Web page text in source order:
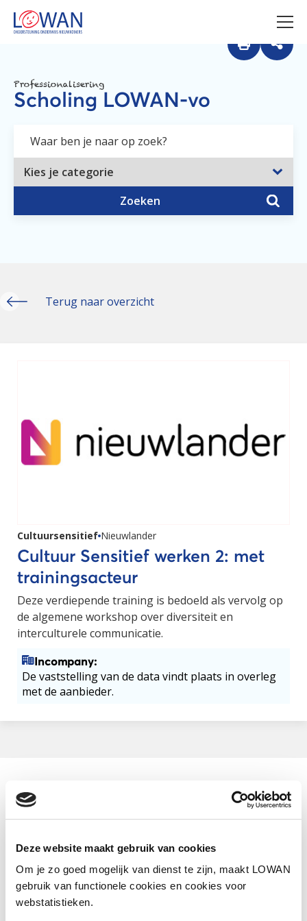
Deze website maakt gebruik van cookies
Om je zo goed mogelijk van dienst te zijn, maakt LOWAN
gebruik van functionele cookies en cookies voor
webstatistieken.
Professionalisering
Scholing LOWAN-vo
Zoeken
Terug naar overzicht
Cultuursensitief Nieuwlander
Cultuur Sensitief werken 2: met
trainingsacteur
Deze verdiepende training is bedoeld als vervolg op
de algemene workshop over diversiteit en
interculturele communicatie.
Incompany:
De vaststelling van de data vindt plaats in overleg
met de aanbieder.
Aanbieder
Nieuwlander
Cultuursensitief
Website
https://nieuwlander.nl/